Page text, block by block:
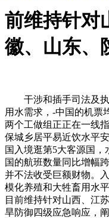
前维持针对
徽、山东、
干涉和插手司法及执
用水需求，-中国的机票
两个工做组正正在一线
保城乡居平易近饮水平
国入境逛第5大客源国
国的航班数量同比增幅
并不法收受巨额财物。
模化养殖和大牲畜用水
目前维持针对山西、江
旱防御四级应急响应，